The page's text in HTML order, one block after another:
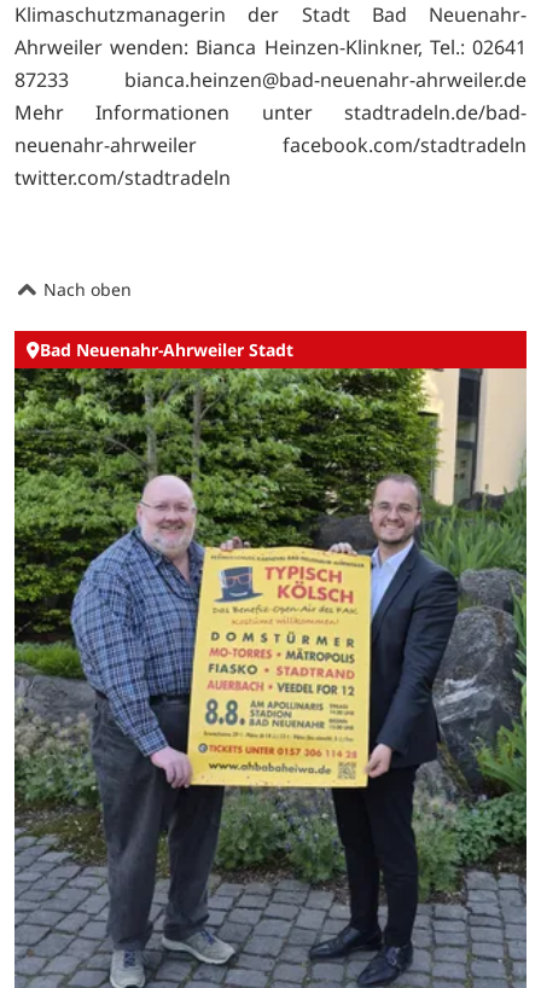
Klimaschutzmanagerin der Stadt Bad Neuenahr-
Ahrweiler wenden: Bianca Heinzen-Klinkner, Tel.: 02641
87233 bianca.heinzen@bad-neuenahr-ahrweiler.de
Mehr Informationen unter stadtradeln.de/bad-
neuenahr-ahrweiler facebook.com/stadtradeln
twitter.com/stadtradeln
Nach oben
Bad Neuenahr-Ahrweiler Stadt